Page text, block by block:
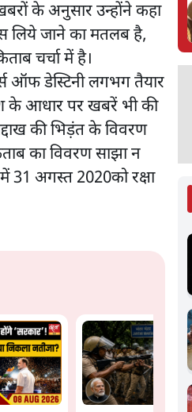
के अनुसार उन्होंने कहा
लिये जाने का मतलब है,
चर्चा में है।
ऑफ डेस्टिनी लगभग तैयार
के आधार पर खबरें भी की
की भिड़ंत के विवरण
का विवरण साझा न
अगस्त 2020को रक्षा